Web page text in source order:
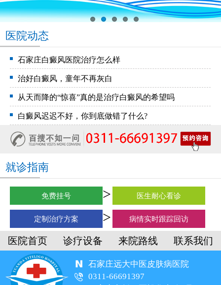
医院动态
石家庄白癜风医院治疗怎么样
治好白癜风，童年不再灰白
从天而降的“惊喜”真的是治疗白癜风的希望吗
白癜风迟迟不好，你到底做错了什么?
就诊指南
免费挂号 医生耐心看诊
定制治疗方案 病情实时跟踪回访
医院首页 诊疗设备 来院路线 联系我们
石家庄远大中医皮肤病医院
0311-66691397